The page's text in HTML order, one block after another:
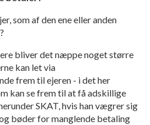
som af den ene eller anden
bliver det næppe noget større
kan let via
frem til ejeren - i det her
kan se frem til at få adskillige
SKAT, hvis han vægrer sig
bøder for manglende betaling